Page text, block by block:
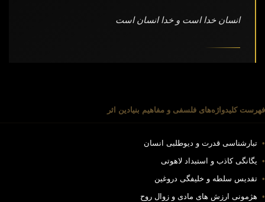
انسان خدا است و خدا انسان است
فهرست کلیدواژه‌های فلسفی و مفاهیم بنیادین اثر
• تبارشناسی قدرت و دیوطلبی انسان
• یگانگی کاذب و استبداد لاهوتی
• تقدیس سلطه و خلیفگی دروغین
• هژمونی ارزش های مادی و زوال روح